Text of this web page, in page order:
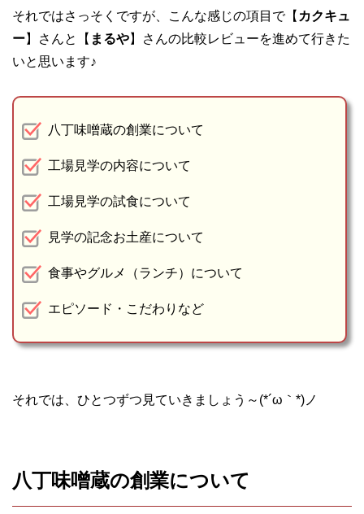
それではさっそくですが、こんな感じの項目で【 カクキュ
ー】さんと【 まるや】さんの比較レビューを進めて行きた
いと思います♪
八丁味噌蔵の創業について
工場見学の内容について
工場見学の試食について
見学の記念お土産について
食事やグルメ（ランチ）について
エピソード・こだわりなど
それでは、ひとつずつ見ていきましょう～(*´ω｀*)ノ
八丁味噌蔵の創業について